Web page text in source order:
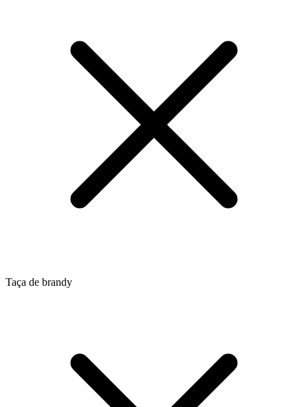
Taça de brandy